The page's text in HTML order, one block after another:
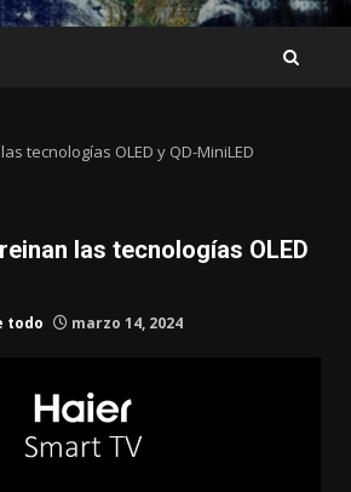
tecnologías OLED y QD-MiniLED
las tecnologías OLED
todo marzo 14, 2024